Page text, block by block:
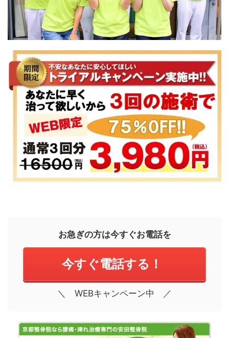
お急ぎの方は今すぐお電話を
今すぐ電話する！
＼ WEBキャンペーン中 ／